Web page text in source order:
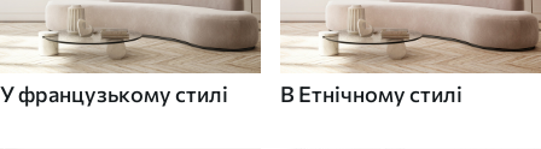
У французькому стилі В Етнічному стилі